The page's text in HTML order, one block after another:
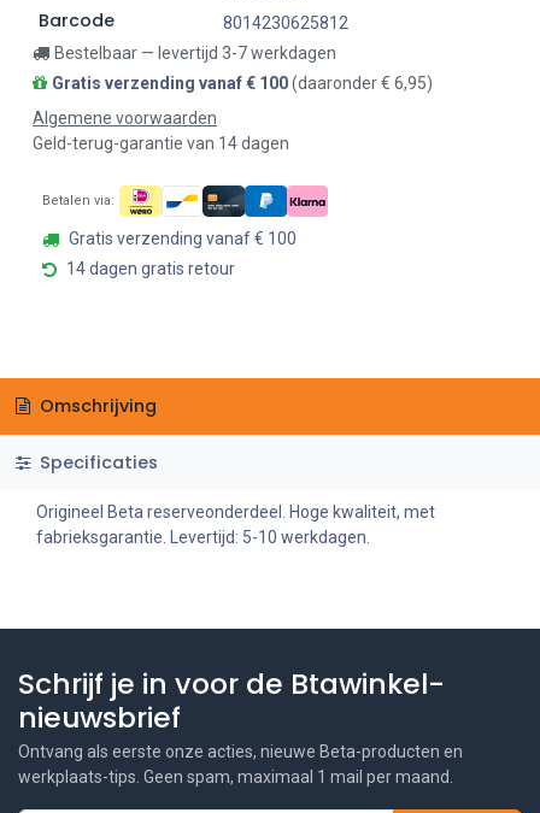
Barcode
8014230625812
Bestelbaar — levertijd 3-7 werkdagen
Gratis verzending vanaf € 100(daaronder € 6,95)
Algemene voorwaarden
Geld-terug-garantie van 14 dagen
Betalen via:
Gratis verzending vanaf € 100
14 dagen gratis retour
Omschrijving
Specificaties
Origineel Beta reserveonderdeel. Hoge kwaliteit, met
fabrieksgarantie. Levertijd: 5-10 werkdagen.
Schrijf je in voor de Btawinkel-
nieuwsbrief
Ontvang als eerste onze acties, nieuwe Beta-producten en
werkplaats-tips. Geen spam, maximaal 1 mail per maand.